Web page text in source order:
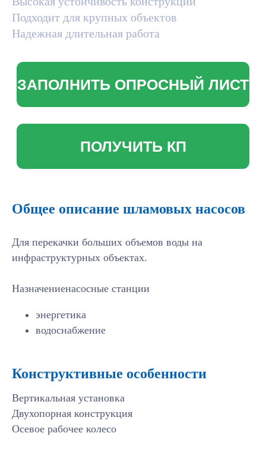
Подходит для крупных объектов
Надежная длительная работа
Общее описание шламовых насосов
Для перекачки больших объемов воды на
инфраструктурных объектах.
Назначениенасосные станции
энергетика
водоснабжение
Конструктивные особенности
Вертикальная установка
Двухопорная конструкция
Осевое рабочее колесо